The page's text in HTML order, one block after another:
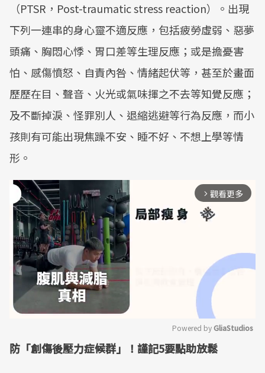
（PTSR，Post-traumatic stress reaction）。出現
下列一連串的身心靈不適反應，包括疲勞虛弱、惡夢
頭痛、胸悶心悸、胃口差等生理反應；或是擔憂害
怕、感傷憤怒、自責內咎、情緒起伏等，甚至於畫面
歷歷在目、聲音、火光或氣味揮之不去等知覺反應；
及不斷掉淚、怪罪別人、退縮逃避等行為反應，而小
孩則有可能出現焦躁不安、睡不好、不想上學等情
形。
arrow_forward_ios 觀看更多
Mute
Powered by GliaStudios
防「創傷後壓力症候群」！謹記5要點助放鬆